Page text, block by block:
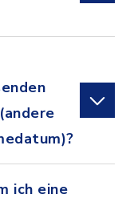
ich eine